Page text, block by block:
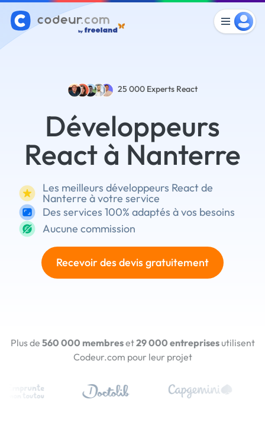
25 000 Experts React
Développeurs
React à Nanterre
Les meilleurs développeurs React de
Nanterre à votre service
Des services 100% adaptés à vos besoins
Aucune commission
Recevoir des devis gratuitement
Plus de 560 000 membreset29 000 entreprisesutilisent
Codeur.com pour leur projet